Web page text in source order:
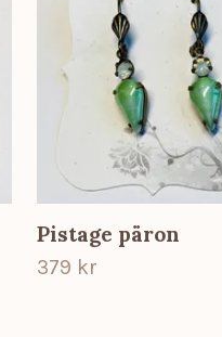
Pistage päron
379 kr